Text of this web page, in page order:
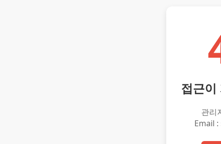
접근이
관리
Email